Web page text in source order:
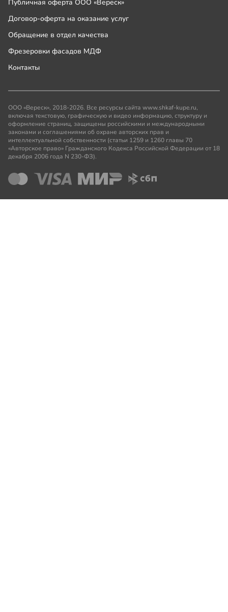
Публичная оферта ООО «Вереск»
Договор-оферта на оказание услуг
Обращение в отдел качества
Фрезеровки фасадов МДФ
Контакты
ООО «Вереск», 2018-2026. Все ресурсы сайта www.shkaf-kupe.ru,
включая текстовую, графическую и видео информацию, структуру и
оформление страниц, защищены российскими и международными
законами и соглашениями об охране авторских прав и
интеллектуальной собственности (статьи 1259 и 1260 главы 70
«Авторское право» Гражданского Кодекса Российской Федерации от 18
декабря 2006 года N 230-ФЗ).